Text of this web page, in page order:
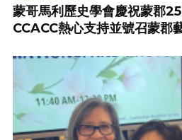
蒙哥馬利歷史學會慶祝蒙郡
CCACC熱心支持並號召蒙郡